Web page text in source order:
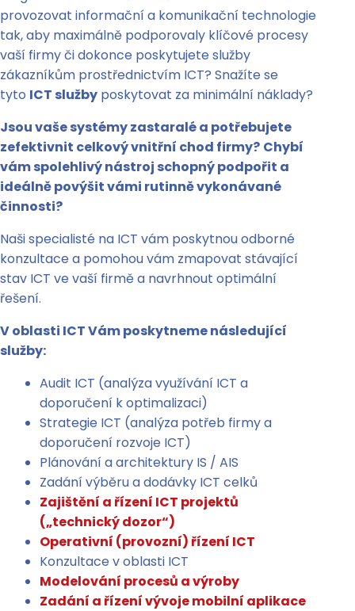
provozovat informační a komunikační technologie
tak, aby maximálně podporovaly klíčové procesy
vaší firmy či dokonce poskytujete služby
zákazníkům prostřednictvím ICT? Snažíte se
tyto ICT služby poskytovat za minimální náklady?
Jsou vaše systémy zastaralé a potřebujete
zefektivnit celkový vnitřní chod firmy? Chybí
vám spolehlivý nástroj schopný podpořit a
ideálně povýšit vámi rutinně vykonávané
činnosti?
Naši specialisté na ICT vám poskytnou odborné
konzultace a pomohou vám zmapovat stávající
stav ICT ve vaší firmě a navrhnout optimální
řešení.
V oblasti ICT Vám poskytneme následující
služby:
Audit ICT (analýza využívání ICT a
doporučení k optimalizaci)
Strategie ICT (analýza potřeb firmy a
doporučení rozvoje ICT)
Plánování a architektury IS / AIS
Zadání výběru a dodávky ICT celků
Zajištění a řízení ICT projektů
(„technický dozor“)
Operativní (provozní) řízení ICT
Konzultace v oblasti ICT
Modelování procesů a výroby
Zadání a řízení vývoje mobilní aplikace